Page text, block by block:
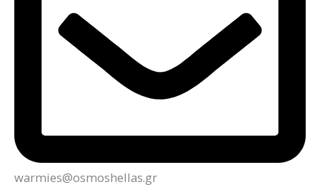
warmies@osmoshellas.gr